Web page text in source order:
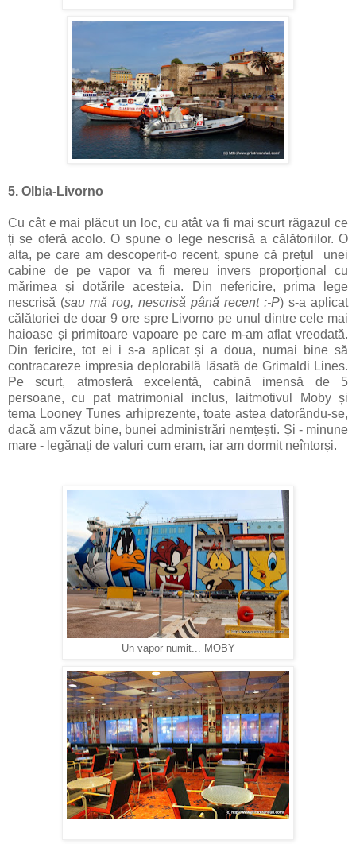
5. Olbia-Livorno
Cu cât e mai plăcut un loc, cu atât va fi mai scurt răgazul ce
ți se oferă acolo. O spune o lege nescrisă a călătoriilor. O
alta, pe care am descoperit-o recent, spune că prețul unei
cabine de pe vapor va fi mereu invers proporțional cu
mărimeași dotărileacesteia. Din nefericire, prima lege
nescrisă (sau mă rog, nescrisă până recent :-P) s-a aplicat
călătoriei de doar 9 ore spre Livorno pe unul dintre cele mai
haioase și primitoare vapoare pe care m-am aflat vreodată.
Din fericire, tot ei i s-a aplicat și a doua, numai bine să
contracareze impresia deplorabilă lăsată de Grimaldi Lines.
Pe scurt, atmosferă excelentă, cabină imensă de 5
persoane, cu pat matrimonial inclus, laitmotivul Moby și
tema Looney Tunes arhiprezente, toate astea datorându-se,
dacă am văzut bine, bunei administrări nemțești. Și - minune
mare - legănați de valuri cum eram, iar am dormit neîntorși.
Un vapor numit... MOBY